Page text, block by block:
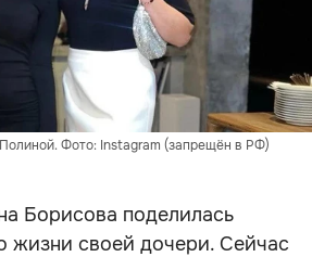
Фото: Instagram (запрещён в РФ)
Борисова поделилась
жизни своей дочери. Сейчас